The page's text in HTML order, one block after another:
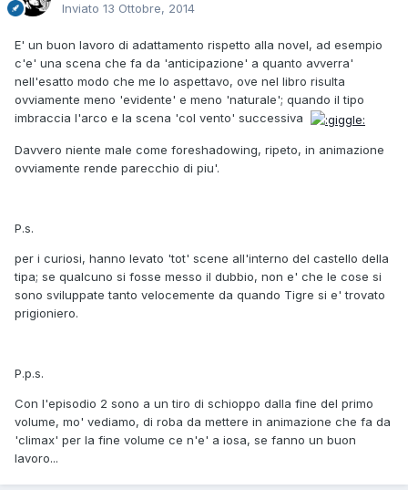
Inviato 13 Ottobre, 2014
E' un buon lavoro di adattamento rispetto alla novel, ad esempio
c'e' una scena che fa da 'anticipazione' a quanto avverra'
nell'esatto modo che me lo aspettavo, ove nel libro risulta
ovviamente meno 'evidente' e meno 'naturale'; quando il tipo
imbraccia l'arco e la scena 'col vento' successiva
Davvero niente male come foreshadowing, ripeto, in animazione
ovviamente rende parecchio di piu'.
P.s.
per i curiosi, hanno levato 'tot' scene all'interno del castello della
tipa; se qualcuno si fosse messo il dubbio, non e' che le cose si
sono sviluppate tanto velocemente da quando Tigre si e' trovato
prigioniero.
P.p.s.
Con l'episodio 2 sono a un tiro di schioppo dalla fine del primo
volume, mo' vediamo, di roba da mettere in animazione che fa da
'climax' per la fine volume ce n'e' a iosa, se fanno un buon
lavoro...